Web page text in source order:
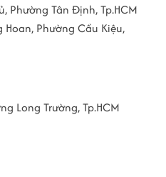
Phường Tân Định, Tp.HCM
Phường Cầu Kiệu,
Long Trường, Tp.HCM